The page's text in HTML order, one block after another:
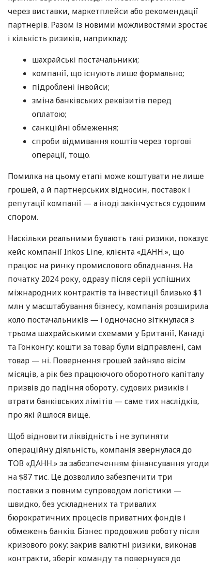
через виставки, маркетплейси або рекомендації
партнерів. Разом із новими можливостями зростає
і кількість ризиків, наприклад:
шахрайські постачальники;
компанії, що існують лише формально;
підроблені інвойси;
зміна банківських реквізитів перед
оплатою;
санкційні обмеження;
спроби відмивання коштів через торгові
операції, тощо.
Помилка на цьому етапі може коштувати не лише
грошей, а й партнерських відносин, поставок і
репутації компанії — а іноді закінчується судовим
спором.
Наскільки реальними бувають такі ризики, показує
кейс компанії Inkos Line, клієнта «ДАНН.», що
працює на ринку промислового обладнання. На
початку 2024 року, одразу після серії успішних
міжнародних контрактів та інвестиції близько $1
млн у масштабування бізнесу, компанія розширила
коло постачальників — і одночасно зіткнулася з
трьома шахрайськими схемами у Британії, Канаді
та Гонконгу: кошти за товар були відправлені, сам
товар — ні. Повернення грошей зайняло вісім
місяців, а рік без працюючого оборотного капіталу
призвів до падіння обороту, судових ризиків і
втрати банківських лімітів — саме тих наслідків,
про які йшлося вище.
Щоб відновити ліквідність і не зупиняти
операційну діяльність, компанія звернулася до
ТОВ «ДАНН.» за забезпеченням фінансування угоди
на $87 тис. Це дозволило забезпечити три
поставки з повним супроводом логістики —
швидко, без ускладнених та тривалих
бюрократичних процесів приватних фондів і
обмежень банків. Бізнес продовжив роботу після
кризового року: закрив валютні ризики, виконав
контракти, зберіг команду та повернувся до